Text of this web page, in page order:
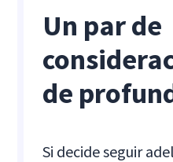
Un par de
de
Si decide seguir